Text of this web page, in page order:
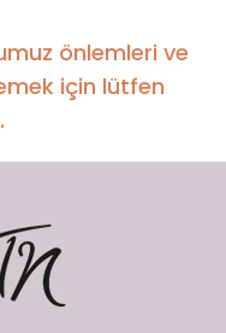
önlemleri ve
için lütfen